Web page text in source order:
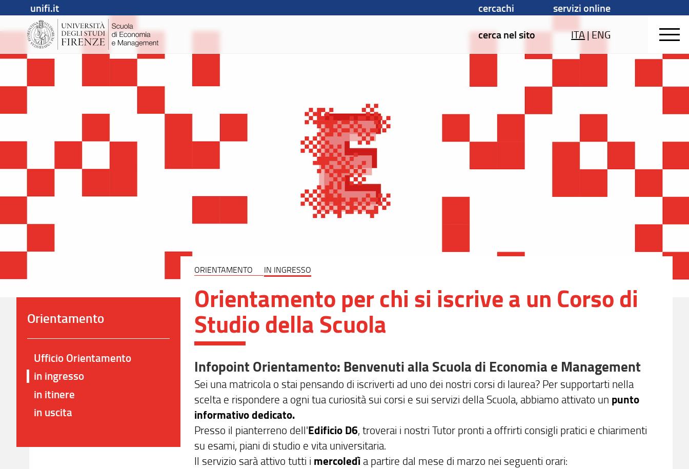
unifi.it cercachi
servizi online
cerca nel sito
ITA|ENG
ORIENTAMENTO IN INGRESSO
Orientamento per chi si iscrive a un Corso di
Studio della Scuola
Infopoint Orientamento: Benvenuti alla Scuola di Economia e Management
Sei una matricola o stai pensando di iscriverti ad uno dei nostri corsi di laurea? Per supportarti nella
scelta e rispondere a ogni tua curiosità sui corsi e sui servizi della Scuola, abbiamo attivato un punto
informativo dedicato.
Presso il pianterreno dell'Edificio D6, troverai i nostri Tutor pronti a offrirti consigli pratici e chiarimenti
su esami, piani di studio e vita universitaria.
Il servizio sarà attivo tutti i mercoledì a partire dal mese di marzo nei seguenti orari:
Orientamento
Ufficio Orientamento
in ingresso
in itinere
in uscita